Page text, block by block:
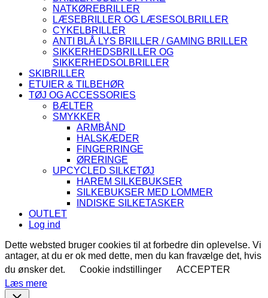
NATKØREBRILLER
LÆSEBRILLER OG LÆSESOLBRILLER
CYKELBRILLER
ANTI BLÅ LYS BRILLER / GAMING BRILLER
SIKKERHEDSBRILLER OG
SIKKERHEDSOLBRILLER
SKIBRILLER
ETUIER & TILBEHØR
TØJ OG ACCESSORIES
BÆLTER
SMYKKER
ARMBÅND
HALSKÆDER
FINGERRINGE
ØRERINGE
UPCYCLED SILKETØJ
HAREM SILKEBUKSER
SILKEBUKSER MED LOMMER
INDISKE SILKETASKER
OUTLET
Log ind
Dette websted bruger cookies til at forbedre din oplevelse. Vi
antager, at du er ok med dette, men du kan fravælge det, hvis
du ønsker det.
Cookie indstillinger
ACCEPTER
Læs mere